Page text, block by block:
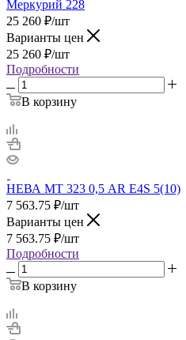
Меркурий 228
25 260 ₽/шт
Варианты цен
25 260 ₽/шт
Подробности
В корзину
НЕВА МТ 323 0,5 AR E4S 5(10)
7 563.75 ₽/шт
Варианты цен
7 563.75 ₽/шт
Подробности
В корзину